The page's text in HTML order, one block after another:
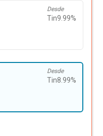
Desde
Tin9.99%
Desde
Tin8.99%